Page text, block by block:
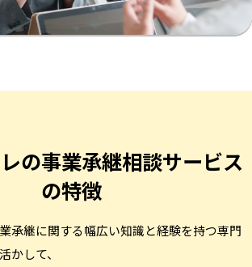
の事業承継相談サービス
の特徴
承継に関する幅広い知識と経験を持つ専門
かして、